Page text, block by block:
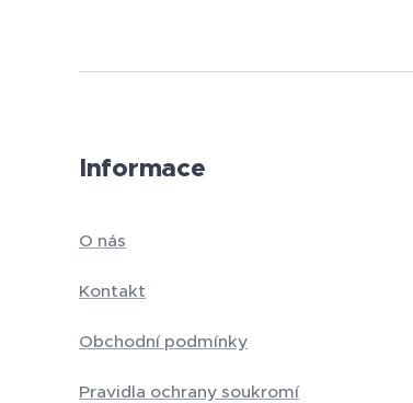
Informace
O nás
Kontakt
Obchodní podmínky
Pravidla ochrany soukromí